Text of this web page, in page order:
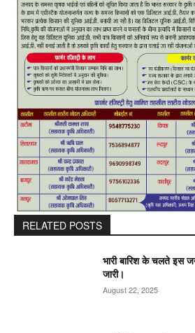
RELATED POSTS
भारी बारिश के चलते
जारी।
August 22, 2025